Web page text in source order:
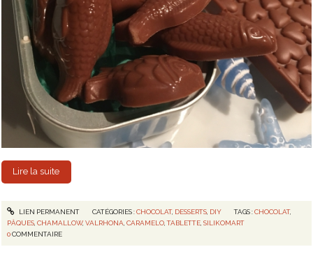
Lire la suite
LIEN PERMANENT CATÉGORIES :CHOCOLAT, DESSERTS, DIY TAGS :CHOCOLAT,
PÂQUES ,CHAMALLOW,VALRHONA ,CARAMELO ,TABLETTE ,SILIKOMART
0COMMENTAIRE